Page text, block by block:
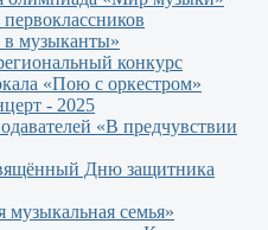
музыканты»
конкурс
«Пою с оркестром»
- 2025
«В предчувствии
Дню защитника
семья»